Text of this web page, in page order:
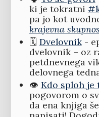
ki je tokratni
pa jo kot
krajevna
🗓️ Dvelovnik-
dvelovnik – oz
petdnevnega
delovnega
👁️ Kdo sploh je
pogovorom o
da ena knjiga